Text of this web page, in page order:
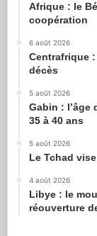
Afrique : le
coopération
6 août 2026
Centrafrique
décès
5 août 2026
Gabin : l’âge
35 à 40 ans
5 août 2026
Le Tchad
4 août 2026
Libye : le
réouverture